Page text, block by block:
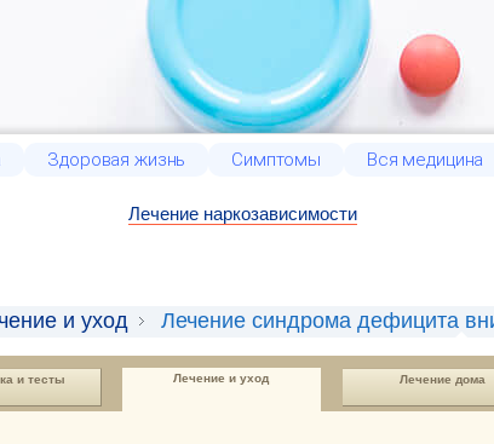
Здоровая жизнь Симптомы Вся медицина
Лечение наркозависимости
и уход Лечение синдрома дефицита
и тесты Лечение и уход Лечение дома